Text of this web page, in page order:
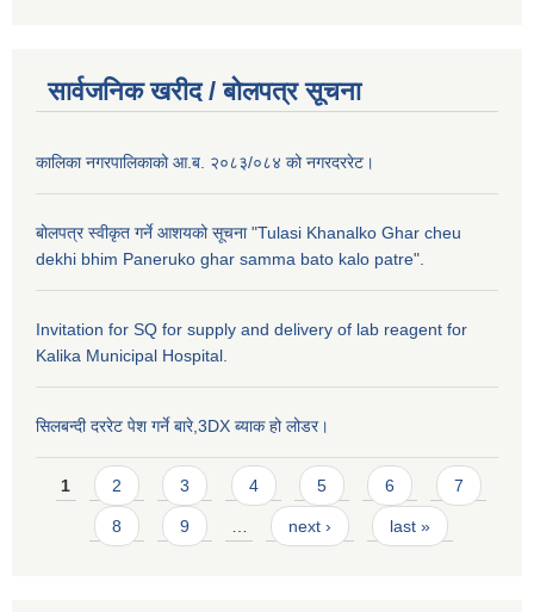
सार्वजनिक खरीद / बाेलपत्र सूचना
कालिका नगरपालिकाको आ.ब. २०८३/०८४ को नगरदररेट।
बोलपत्र स्वीकृत गर्ने आशयको सूचना "Tulasi Khanalko Ghar cheu
dekhi bhim Paneruko ghar samma bato kalo patre".
Invitation for SQ for supply and delivery of lab reagent for
Kalika Municipal Hospital.
सिलबन्दी दररेट पेश गर्ने बारे,3DX ब्याक हो लोडर।
Pages
1 2 3 4 5 6 7
8 9 next › last »